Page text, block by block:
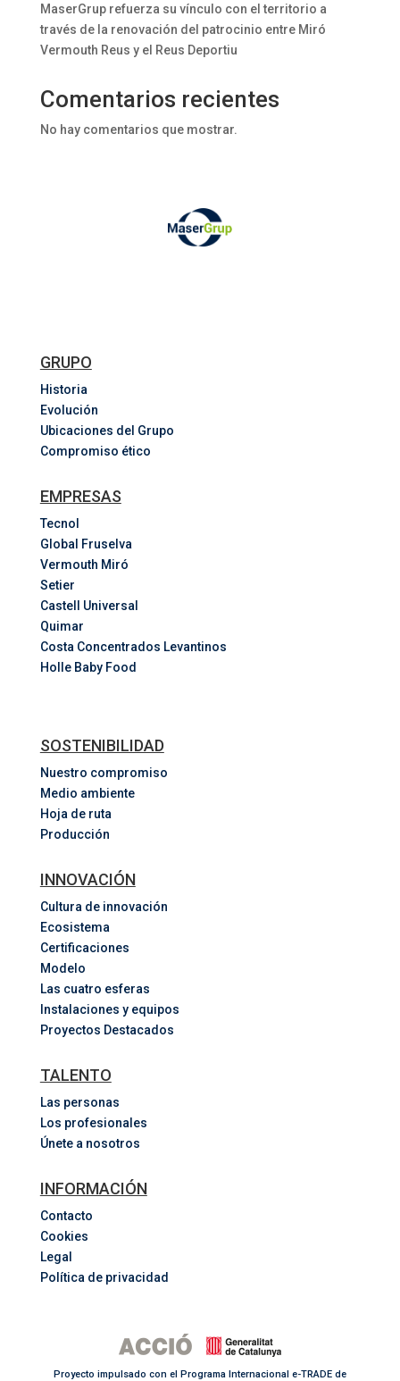
MaserGrup refuerza su vínculo con el territorio a
través de la renovación del patrocinio entre Miró
Vermouth Reus y el Reus Deportiu
Comentarios recientes
No hay comentarios que mostrar.
GRUPO
Historia
Evolución
Ubicaciones del Grupo
Compromiso ético
EMPRESAS
Tecnol
Global Fruselva
Vermouth Miró
Setier
Castell Universal
Quimar
Costa Concentrados Levantinos
Holle Baby Food
SOSTENIBILIDAD
Nuestro compromiso
Medio ambiente
Hoja de ruta
Producción
INNOVACIÓN
Cultura de innovación
Ecosistema
Certificaciones
Modelo
Las cuatro esferas
Instalaciones y equipos
Proyectos Destacados
TALENTO
Las personas
Los profesionales
Únete a nosotros
INFORMACIÓN
Contacto
Cookies
Legal
Política de privacidad
Proyecto impulsado con el Programa Internacional e-TRADE de